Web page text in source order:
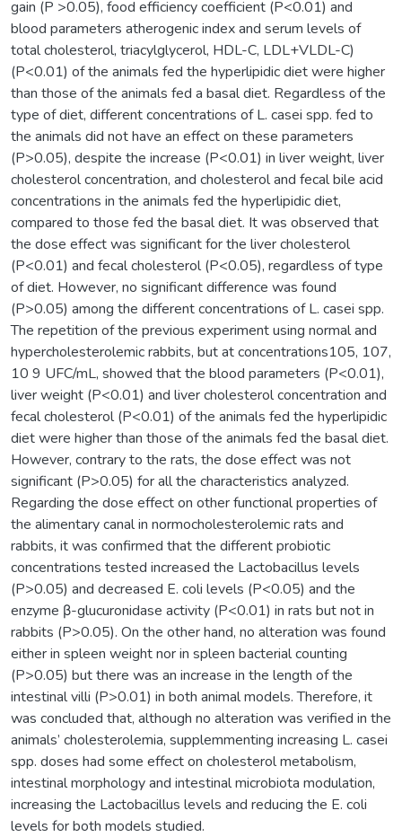
gain (P >0.05), food efficiency coefficient (P<0.01) and
blood parameters atherogenic index and serum levels of
total cholesterol, triacylglycerol, HDL-C, LDL+VLDL-C)
(P<0.01) of the animals fed the hyperlipidic diet were higher
than those of the animals fed a basal diet. Regardless of the
type of diet, different concentrations of L. casei spp. fed to
the animals did not have an effect on these parameters
(P>0.05), despite the increase (P<0.01) in liver weight, liver
cholesterol concentration, and cholesterol and fecal bile acid
concentrations in the animals fed the hyperlipidic diet,
compared to those fed the basal diet. It was observed that
the dose effect was significant for the liver cholesterol
(P<0.01) and fecal cholesterol (P<0.05), regardless of type
of diet. However, no significant difference was found
(P>0.05) among the different concentrations of L. casei spp.
The repetition of the previous experiment using normal and
hypercholesterolemic rabbits, but at concentrations105, 107,
10 9 UFC/mL, showed that the blood parameters (P<0.01),
liver weight (P<0.01) and liver cholesterol concentration and
fecal cholesterol (P<0.01) of the animals fed the hyperlipidic
diet were higher than those of the animals fed the basal diet.
However, contrary to the rats, the dose effect was not
significant (P>0.05) for all the characteristics analyzed.
Regarding the dose effect on other functional properties of
the alimentary canal in normocholesterolemic rats and
rabbits, it was confirmed that the different probiotic
concentrations tested increased the Lactobacillus levels
(P>0.05) and decreased E. coli levels (P<0.05) and the
enzyme β-glucuronidase activity (P<0.01) in rats but not in
rabbits (P>0.05). On the other hand, no alteration was found
either in spleen weight nor in spleen bacterial counting
(P>0.05) but there was an increase in the length of the
intestinal villi (P>0.01) in both animal models. Therefore, it
was concluded that, although no alteration was verified in the
animals’ cholesterolemia, supplemmenting increasing L. casei
spp. doses had some effect on cholesterol metabolism,
intestinal morphology and intestinal microbiota modulation,
increasing the Lactobacillus levels and reducing the E. coli
levels for both models studied.